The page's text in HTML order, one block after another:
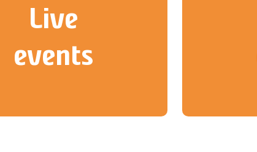
Live
events